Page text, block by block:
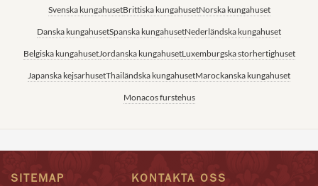
Svenska kungahusetBrittiska kungahusetNorska kungahuset
Danska kungahusetSpanska kungahusetNederländska kungahuset
Belgiska kungahusetJordanska kungahusetLuxemburgska storhertighuset
Japanska kejsarhusetThailändska kungahusetMarockanska kungahuset
Monacos furstehus
SITEMAP KONTAKTA OSS